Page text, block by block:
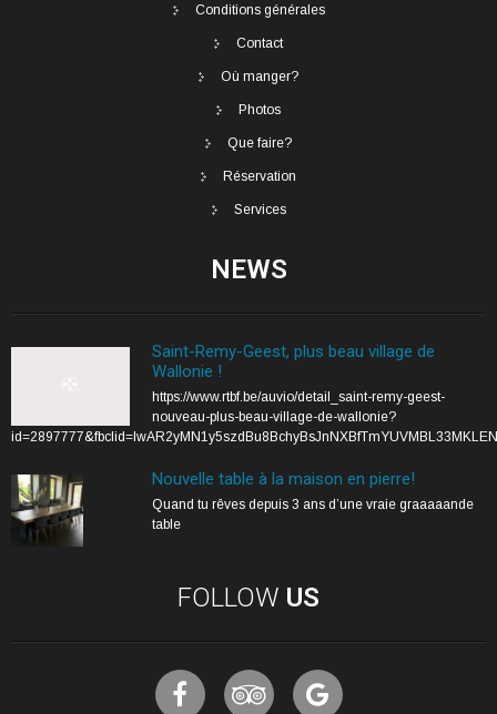
Conditions générales
Contact
Où manger?
Photos
Que faire?
Réservation
Services
NEWS
Saint-Remy-Geest, plus beau village de
Wallonie !
https://www.rtbf.be/auvio/detail_saint-remy-geest-
nouveau-plus-beau-village-de-wallonie?
Nouvelle table à la maison en pierre!
Quand tu rêves depuis 3 ans d’une vraie graaaaande
table
FOLLOW US